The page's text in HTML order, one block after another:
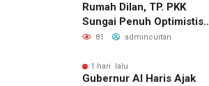
Rumah Dilan, TP. PKK
Sungai Penuh Optimistis
Raih Juara di Tingkat
81 admincuitan
1 hari lalu
Gubernur Al Haris Ajak